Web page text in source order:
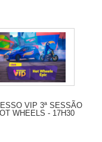
VIP 3ª SESSÃO
WHEELS - 17H30